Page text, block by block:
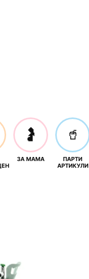
🤰
ЗА МАМА
🥤
ПАРТИ
АРТИКУЛИ